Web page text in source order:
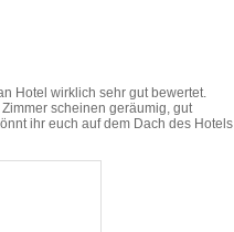
Hotel wirklich sehr gut bewertet.
scheinen geräumig, gut
ihr euch auf dem Dach des Hotels